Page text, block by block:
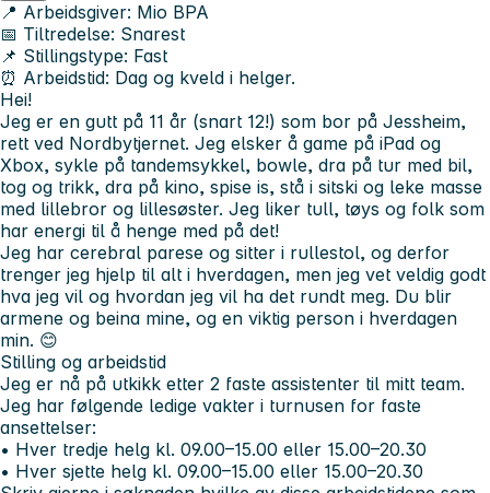
📍 Arbeidsgiver: Mio BPA
📅 Tiltredelse: Snarest
📌 Stillingstype: Fast
⏰ Arbeidstid: Dag og kveld i helger.
Hei!
Jeg er en gutt på 11 år (snart 12!) som bor på Jessheim,
rett ved Nordbytjernet. Jeg elsker å game på iPad og
Xbox, sykle på tandemsykkel, bowle, dra på tur med bil,
tog og trikk, dra på kino, spise is, stå i sitski og leke masse
med lillebror og lillesøster. Jeg liker tull, tøys og folk som
har energi til å henge med på det!
Jeg har cerebral parese og sitter i rullestol, og derfor
trenger jeg hjelp til alt i hverdagen, men jeg vet veldig godt
hva jeg vil og hvordan jeg vil ha det rundt meg. Du blir
armene og beina mine, og en viktig person i hverdagen
min. 😊
Stilling og arbeidstid
Jeg er nå på utkikk etter 2 faste assistenter til mitt team.
Jeg har følgende ledige vakter i turnusen for faste
ansettelser:
• Hver tredje helg kl. 09.00–15.00 eller 15.00–20.30
• Hver sjette helg kl. 09.00–15.00 eller 15.00–20.30